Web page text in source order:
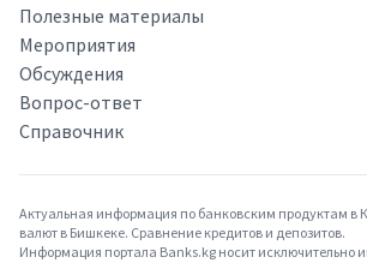
Полезные материалы
Мероприятия
Обсуждения
Вопрос-ответ
Справочник
Актуальная информация по банковским продуктам в
валют в Бишкеке. Сравнение кредитов и депозитов.
Информация портала Banks.kg носит исключительно